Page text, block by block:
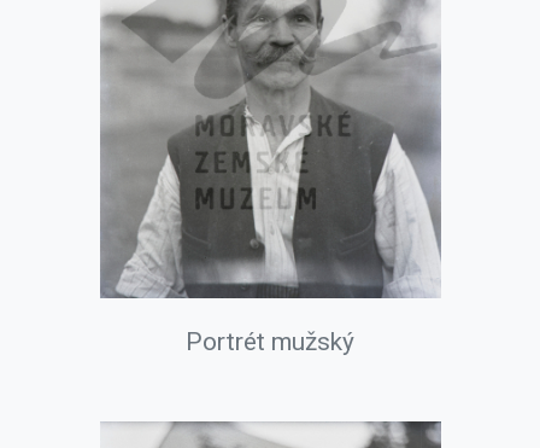
Portrét mužský